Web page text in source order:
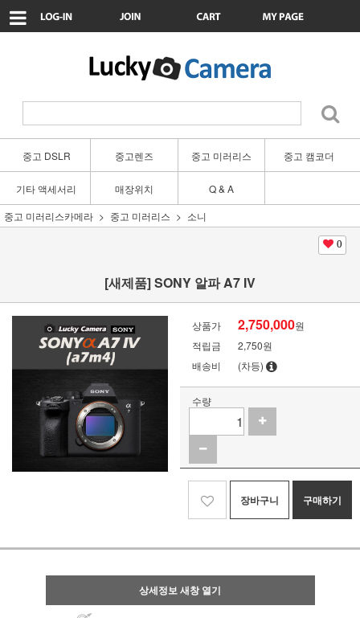
중고 DSLR 중고렌즈 중고 미러리스 중고 캠코더
기타 액세서리 매장위치
Q & A
중고 미러리스카메라
중고 미러리스 소니
0
[새제품] SONY 알파 A7 IV
상품가 2,750,000원
적립금
2,750원
배송비
(차등)
수량
장바구니 구매하기
상세정보 새창 열기